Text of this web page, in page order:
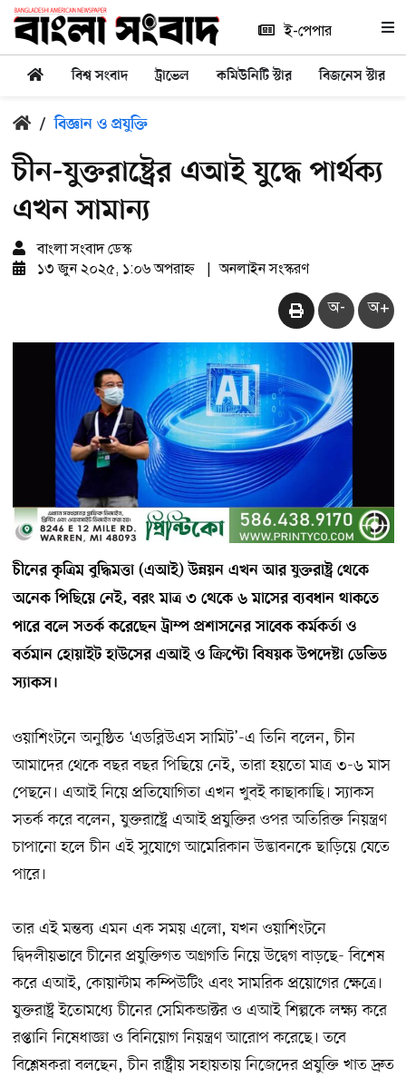
ই-পেপার
বিশ্ব সংবাদ ট্রাভেল কমিউনিটি স্টার বিজনেস স্টার
/ বিজ্ঞান ও প্রযুক্তি
চীন-যুক্তরাষ্ট্রের এআই যুদ্ধে পার্থক্য
এখন সামান্য
বাংলা সংবাদ ডেস্ক
১৩ জুন ২০২৫, ১:০৬ অপরাহ্ন
অনলাইন সংস্করণ
অ- অ+
চীনের কৃত্রিম বুদ্ধিমত্তা (এআই) উন্নয়ন এখন আর যুক্তরাষ্ট্র থেকে
অনেক পিছিয়ে নেই, বরং মাত্র ৩ থেকে ৬ মাসের ব্যবধান থাকতে
পারে বলে সতর্ক করেছেন ট্রাম্প প্রশাসনের সাবেক কর্মকর্তা ও
বর্তমান হোয়াইট হাউসের এআই ও ক্রিপ্টো বিষয়ক উপদেষ্টা ডেভিড
স্যাকস।
ওয়াশিংটনে অনুষ্ঠিত ‘এডব্লিউএস সামিট’-এ তিনি বলেন, চীন
আমাদের থেকে বছর বছর পিছিয়ে নেই, তারা হয়তো মাত্র ৩-৬ মাস
পেছনে। এআই নিয়ে প্রতিযোগিতা এখন খুবই কাছাকাছি। স্যাকস
সতর্ক করে বলেন, যুক্তরাষ্ট্রে এআই প্রযুক্তির ওপর অতিরিক্ত নিয়ন্ত্রণ
চাপানো হলে চীন এই সুযোগে আমেরিকান উদ্ভাবনকে ছাড়িয়ে যেতে
পারে।
তার এই মন্তব্য এমন এক সময় এলো, যখন ওয়াশিংটনে
দ্বিদলীয়ভাবে চীনের প্রযুক্তিগত অগ্রগতি নিয়ে উদ্বেগ বাড়ছে- বিশেষ
করে এআই, কোয়ান্টাম কম্পিউটিং এবং সামরিক প্রয়োগের ক্ষেত্রে।
যুক্তরাষ্ট্র ইতোমধ্যে চীনের সেমিকন্ডাক্টর ও এআই শিল্পকে লক্ষ্য করে
রপ্তানি নিষেধাজ্ঞা ও বিনিয়োগ নিয়ন্ত্রণ আরোপ করেছে। তবে
বিশ্লেষকরা বলছেন, চীন রাষ্ট্রীয় সহায়তায় নিজেদের প্রযুক্তি খাত দ্রুত